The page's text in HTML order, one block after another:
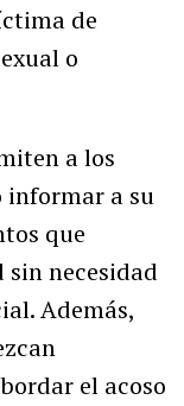
de
o
a los
informar a su
que
sin necesidad
Además,
el acoso